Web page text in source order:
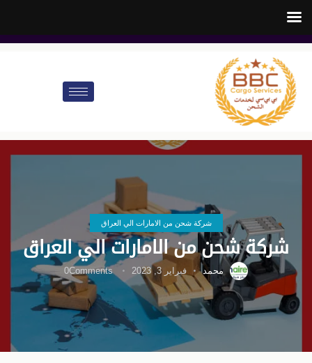
00971545678110
شركة شحن من الامارات الي العراق
شركة شحن من الامارات الي العراق
محمد فبراير 3, 2023 0Comments